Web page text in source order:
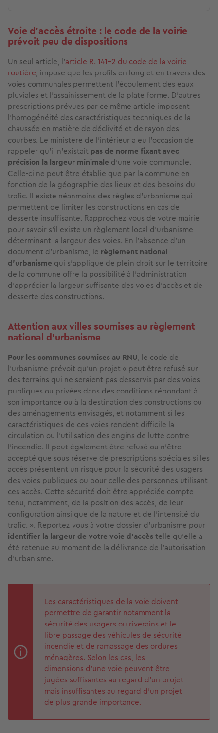
Voie d'accès étroite : le code de la voirie
prévoit peu de dispositions
Un seul article, l'article R. 141-2 du code de la voirie
routière, impose que les profils en long et en travers des
voies communales permettent l'écoulement des eaux
pluviales et l'assainissement de la plate-forme. D'autres
prescriptions prévues par ce même article imposent
l'homogénéité des caractéristiques techniques de la
chaussée en matière de déclivité et de rayon des
courbes. Le ministère de l’intérieur a eu l’occasion de
rappeler qu’il n’existait pas de norme fixant avec
précision la largeur minimale d’une voie communale.
Celle-ci ne peut être établie que par la commune en
fonction de la géographie des lieux et des besoins du
trafic. Il existe néanmoins des règles d'urbanisme qui
permettent de limiter les constructions en cas de
desserte insuffisante. Rapprochez-vous de votre mairie
pour savoir s’il existe un règlement local d’urbanisme
déterminant la largeur des voies. En l’absence d’un
document d’urbanisme, le règlement national
d’urbanisme qui s’applique de plein droit sur le territoire
de la commune offre la possibilité à l’administration
d’apprécier la largeur suffisante des voies d’accès et de
desserte des constructions.
Attention aux villes soumises au règlement
national d’urbanisme
Pour les communes soumises au RNU, le code de
l'urbanisme prévoit qu'un projet « peut être refusé sur
des terrains qui ne seraient pas desservis par des voies
publiques ou privées dans des conditions répondant à
son importance ou à la destination des constructions ou
des aménagements envisagés, et notamment si les
caractéristiques de ces voies rendent difficile la
circulation ou l'utilisation des engins de lutte contre
l'incendie. Il peut également être refusé ou n'être
accepté que sous réserve de prescriptions spéciales si les
accès présentent un risque pour la sécurité des usagers
des voies publiques ou pour celle des personnes utilisant
ces accès. Cette sécurité doit être appréciée compte
tenu, notamment, de la position des accès, de leur
configuration ainsi que de la nature et de l'intensité du
trafic. ». Reportez-vous à votre dossier d’urbanisme pour
identifier la largeur de votre voie d’accèstelle qu’elle a
été retenue au moment de la délivrance de l’autorisation
d’urbanisme.
Les caractéristiques de la voie doivent
permettre de garantir notamment la
sécurité des usagers ou riverains et le
libre passage des véhicules de sécurité
incendie et de ramassage des ordures
ménagères. Selon les cas, les
dimensions d'une voie peuvent être
jugées suffisantes au regard d'un projet
mais insuffisantes au regard d'un projet
de plus grande importance.